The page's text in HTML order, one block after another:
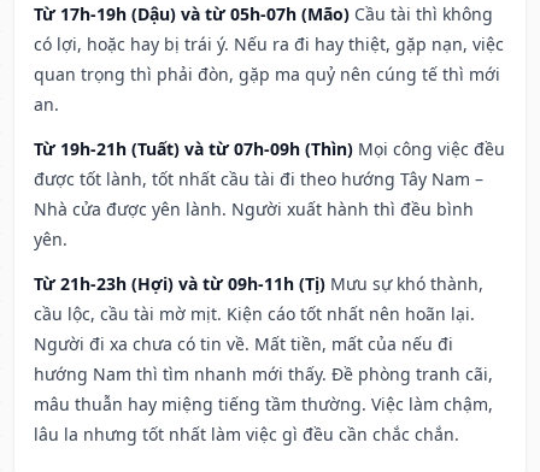
Từ 17h-19h (Dậu) và từ 05h-07h (Mão) Cầu tài thì không
có lợi, hoặc hay bị trái ý. Nếu ra đi hay thiệt, gặp nạn, việc
quan trọng thì phải đòn, gặp ma quỷ nên cúng tế thì mới
an.
Từ 19h-21h (Tuất) và từ 07h-09h (Thìn) Mọi công việc đều
được tốt lành, tốt nhất cầu tài đi theo hướng Tây Nam –
Nhà cửa được yên lành. Người xuất hành thì đều bình
yên.
Từ 21h-23h (Hợi) và từ 09h-11h (Tị) Mưu sự khó thành,
cầu lộc, cầu tài mờ mịt. Kiện cáo tốt nhất nên hoãn lại.
Người đi xa chưa có tin về. Mất tiền, mất của nếu đi
hướng Nam thì tìm nhanh mới thấy. Đề phòng tranh cãi,
mâu thuẫn hay miệng tiếng tầm thường. Việc làm chậm,
lâu la nhưng tốt nhất làm việc gì đều cần chắc chắn.